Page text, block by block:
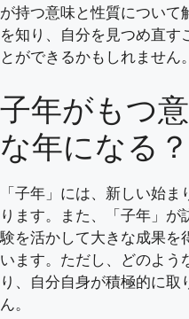
が持つ意味と性質について
を知り、自分を見つめ直す
とができるかもしれません。
子年がもつ
な年になる？
「子年」には、新しい始
ります。また、「子年」
験を活かして大きな成果を
います。ただし、どのよう
り、自分自身が積極的に
ん。